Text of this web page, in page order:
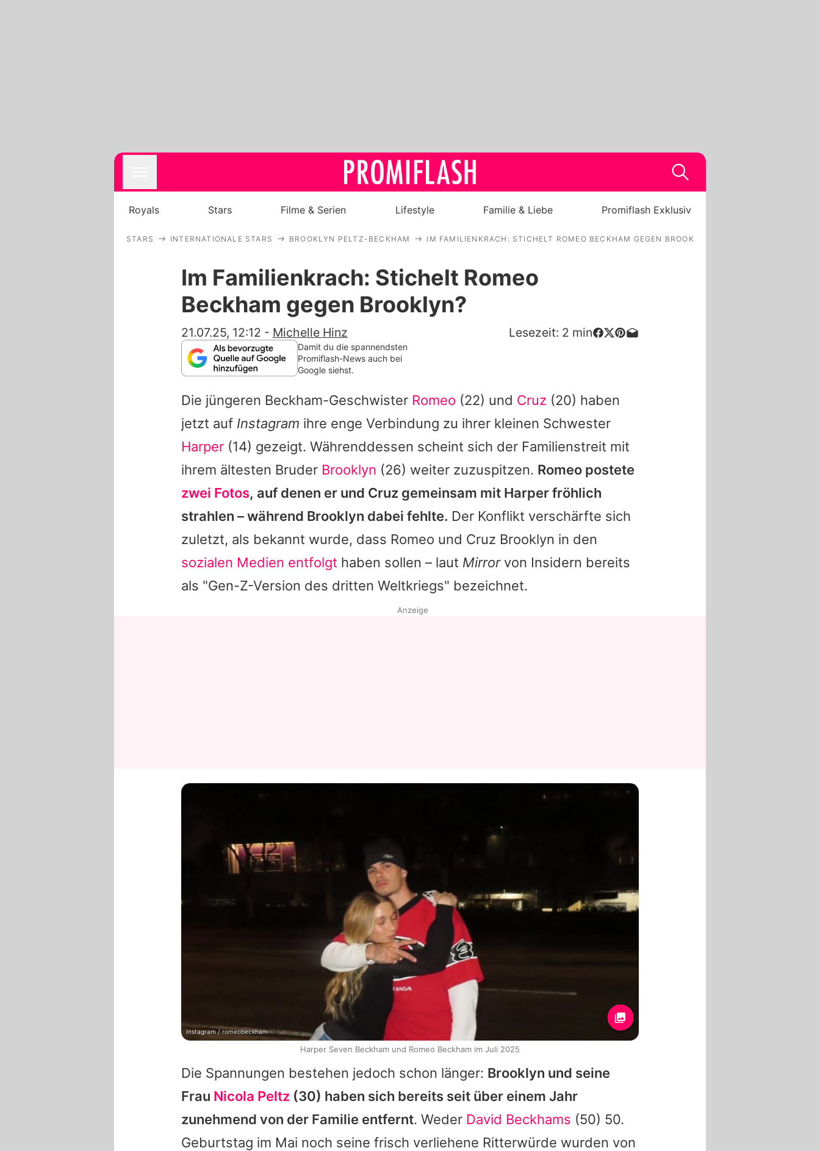
Royals
Stars
Filme & Serien
Lifestyle
Familie & Liebe
App runterladen
Team
Redaktionelle Richtlinien
Impressum
Datenschutzerklärung
Nutzungsbedingungen
Royals Stars Filme & Serien Lifestyle Familie & Liebe Promiflash Exklusiv
STARS INTERNATIONALE STARS BROOKLYN PELTZ-BECKHAM IM FAMILIENKRACH: STICHELT ROMEO BECKHAM GEGEN BROOKLYN?
Im Familienkrach: Stichelt Romeo
Beckham gegen Brooklyn?
21.07.25, 12:12 - Michelle Hinz Lesezeit: 2 min
Damit du die spannendsten
Promiflash-News auch bei
Google siehst.
Die jüngeren Beckham-Geschwister Romeo (22) und Cruz (20) haben
jetzt auf Instagram ihre enge Verbindung zu ihrer kleinen Schwester
Harper (14) gezeigt. Währenddessen scheint sich der Familienstreit mit
ihrem ältesten Bruder Brooklyn (26) weiter zuzuspitzen. Romeo postete
zwei Fotos, auf denen er und Cruz gemeinsam mit Harperfröhlich
strahlen – während Brooklyn dabei fehlte. Der Konflikt verschärfte sich
zuletzt, als bekannt wurde, dass Romeo und Cruz Brooklyn in den
sozialen Medien entfolgt haben sollen – laut Mirrorvon Insidern bereits
als "Gen-Z-Version des dritten Weltkriegs" bezeichnet.
Die Spannungen bestehen jedoch schon länger: Brooklyn und seine
Frau Nicola Peltz (30) haben sich bereits seit über einem Jahr
zunehmend von der Familie entfernt. Weder David Beckhams (50) 50.
Geburtstag im Mai noch seine frisch verliehene Ritterwürde wurden von
Anzeige
Instagram / romeobeckham
Harper Seven Beckham und Romeo Beckham im Juli 2025